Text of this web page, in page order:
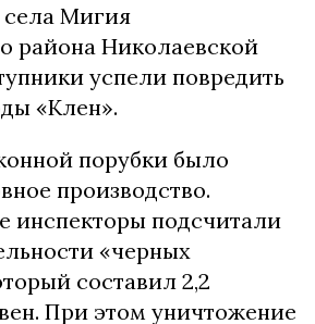
села Мигия
района Николаевской
успели повредить
«Клен».
порубки было
производство.
инспекторы подсчитали
«черных
составил 2,2
При этом уничтожение